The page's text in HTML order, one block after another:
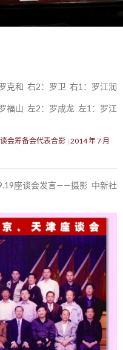
克和 右2：罗卫 右1：罗江润
福山 左2：罗成龙 左1：罗江
会筹备会代表合影 2014 年 7 月
座谈会发言——摄影 中新社